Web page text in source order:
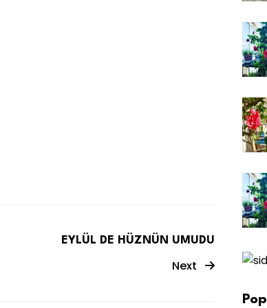
EYLÜL DE HÜZNÜN UMUDU
Next